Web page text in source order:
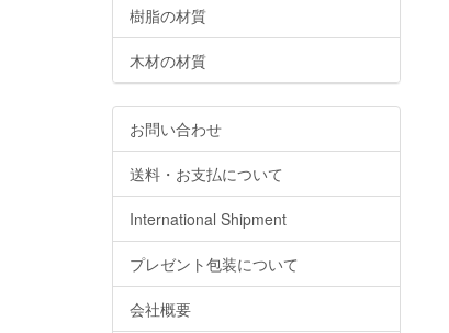
樹脂の材質
木材の材質
お問い合わせ
送料・お支払について
International Shipment
プレゼント包装について
会社概要